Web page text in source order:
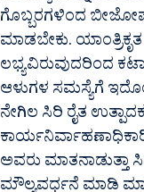
ಗೊಬ್ಬರಗಳಿಂದ
ಮಾಡಬೇಕು.
ಲಭ್ಯವಿರುವುದರಿಂದ
ಆಳುಗಳ ಸಮಸ್ಯೆಗೆ
ನೇಗಿಲ ಸಿರಿ ರೈತ
ಅವರು ಮಾತನಾಡುತ್ತಾ